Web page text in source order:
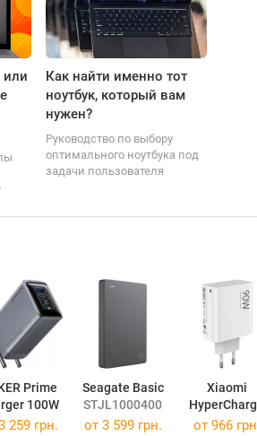
или
Как найти именно тот
ноутбук, который вам
нужен?
Руководство по выбору
оптимального ноутбука под
задачи пользователя
Prime
100W
Seagate Basic
STJL1000400
Xiaomi
Combo
259 грн. от 3 599 грн. от 966